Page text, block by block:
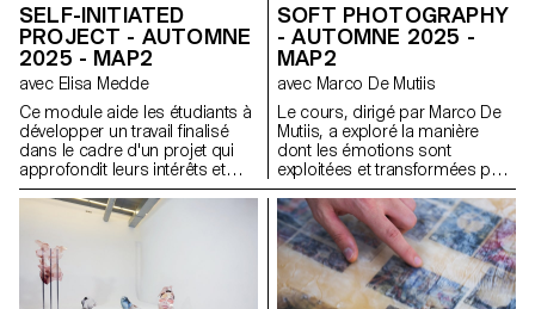
SELF-INITIATED
PROJECT - AUTOMNE
2025 - MAP2
avec Elisa Medde
Ce module aide les étudiants à
développer un travail finalisé
dans le cadre d'un projet qui
approfondit leurs intérêts et
leurs recherches. Le module
donne l'opportunité de prendre
certaines des idées, des
compétences et des thèmes
explorés au cours du premier
semestre et d'en faire un tout
nouveau travail qui peut
SOFT PHOTOGRAPHY
- AUTOMNE 2025 -
MAP2
avec Marco De Mutiis
Le cours, dirigé par Marco De
Mutiis, a exploré la manière
dont les émotions sont
exploitées et transformées par
les pratiques et l'esthétique des
médias sociaux (par exemple,
la photographie d'influence et
les images de synthèse, la
beauté opérationnelle et la
gentillesse militarisée), ainsi
que par les récentes